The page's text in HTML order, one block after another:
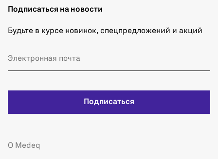
Подписаться на новости
Будьте в курсе новинок, спецпредложений и акций
Подписаться
О Medeq